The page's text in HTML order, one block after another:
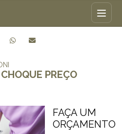
DE CHOQUE PREÇO
PREÇO
FAÇA UM
ORÇAMENTO